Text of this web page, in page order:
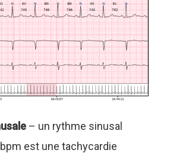
– un rythme sinusal
est une tachycardie